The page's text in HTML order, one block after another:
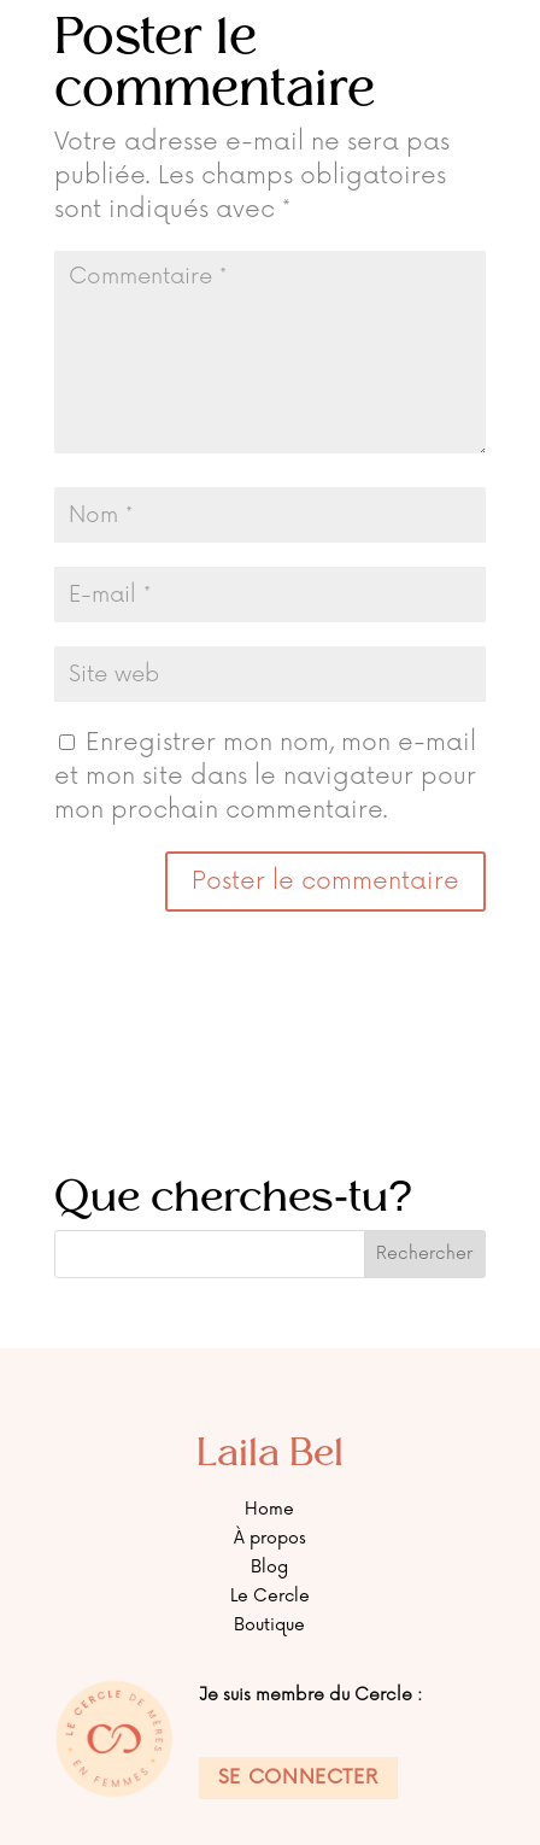
Poster le
commentaire
Votre adresse e-mail ne sera pas
publiée. Les champs obligatoires
sont indiqués avec *
Enregistrer mon nom, mon e-mail
et mon site dans le navigateur pour
mon prochain commentaire.
Que cherches-tu?
Laila Bel
Home
À propos
Blog
Le Cercle
Boutique
Je suis membre du Cercle :
SE CONNECTER